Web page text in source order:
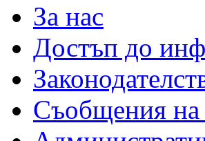
За нас
Достъп до
Съобщения